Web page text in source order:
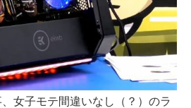
女子モテ間違いなし（？）のラ